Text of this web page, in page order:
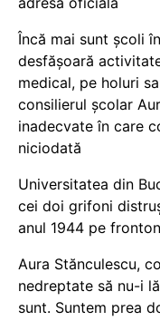
Încă mai sunt școli
desfășoară
medical, pe holuri
consilierul școlar
inadecvate în care
niciodată
Universitatea din
cei doi grifoni
anul 1944 pe
Aura Stănculescu,
nedreptate să nu-i
sunt. Suntem prea